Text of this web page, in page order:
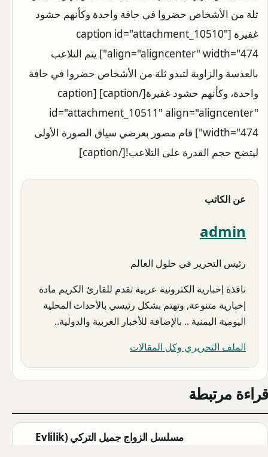
ثلة من الأشخاص حضروا في حافة واحدة وكأنهم حشود
غفيرة [caption id="attachment_10510"
align="aligncenter" width="474"]
يتم التلاعب
بالعدسة والزاوية لتبدو ثلة من الأشخاص حضروا في حافة
واحدة، وكأنهم حشود غفيرة [/caption] [caption
id="attachment_10511" align="aligncenter"
width="474"]
قام مصور بعرضي سياق الصورة الأولى
ليتضح حجم القدرة على التلاعب![/caption]
عن الكاتب
admin
رئيس التحرير في حلول العالم
نافذة إخبارية الكترونية عربية تقدم للقارئ الكريم مادة
إخبارية متنوعة, وتهتم بشكل رئيسي بالأحداث المحلية
اليومية اليمنية .. بالإضافة للأخبار العربية والدولية..
الملف التحريري وكل المقالات
قراءة مرتبطة
مسلسل الزواج جميل التركي (Evlilik